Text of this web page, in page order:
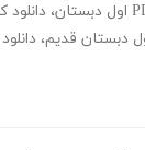
،
دبستان قدیم،